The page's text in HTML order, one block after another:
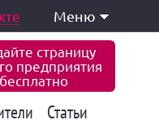
Меню
страницу
предприятия
бесплатно
6 777
Статьи